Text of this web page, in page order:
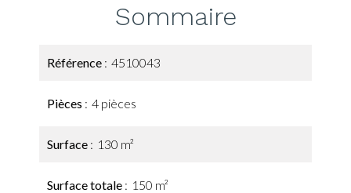
Sommaire
Référence 4510043
Pièces 4 pièces
Surface 130 m²
Surface totale 150 m²